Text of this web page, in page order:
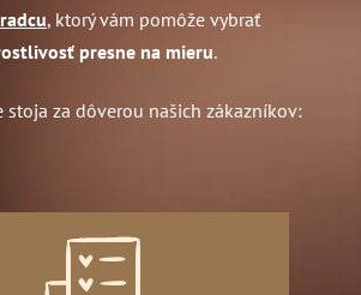
, ktorý vám pomôže vybrať
presne na mieru.
za dôverou našich zákazníkov: